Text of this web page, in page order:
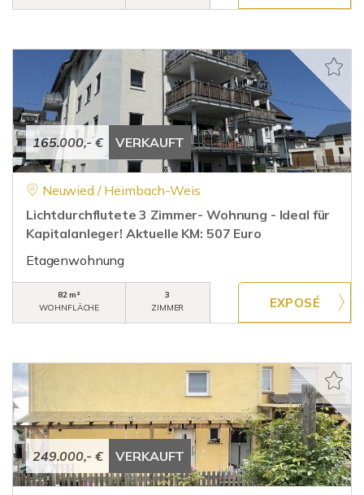
165.000,- € VERKAUFT
Neuwied / Heimbach-Weis
Lichtdurchflutete 3 Zimmer- Wohnung - Ideal für
Kapitalanleger! Aktuelle KM: 507 Euro
Etagenwohnung
82 m²
WOHNFLÄCHE
3
ZIMMER
249.000,- € VERKAUFT